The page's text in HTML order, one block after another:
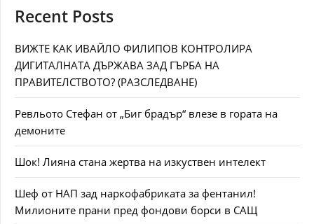
Recent Posts
ВИЖТЕ КАК ИВАЙЛО ФИЛИПОВ КОНТРОЛИРА
ДИГИТАЛНАТА ДЪРЖАВА ЗАД ГЪРБА НА
ПРАВИТЕЛСТВОТО? (РАЗСЛЕДВАНЕ)
Ревльото Стефан от „Биг брадър“ влезе в гората на
демоните
Шок! Лияна стана жертва на изкуствен интелект
Шеф от НАП зад наркофабриката за фентанил!
Милионите прани пред фондови борси в САЩ